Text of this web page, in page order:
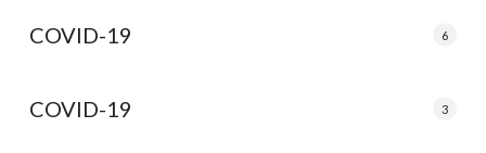
COVID-19 6
COVID-19 3